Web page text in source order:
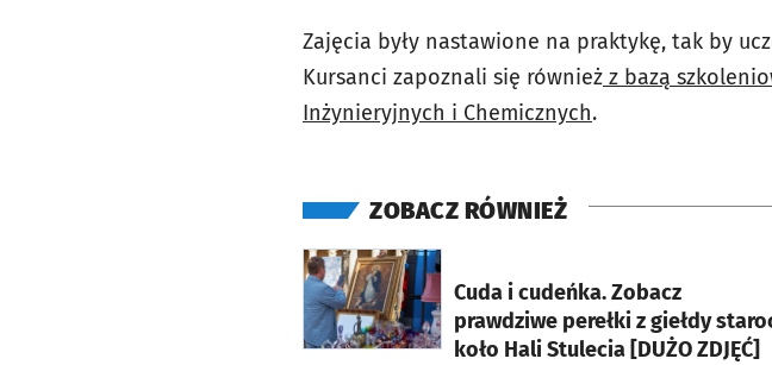
Zajęcia były nastawione na praktykę, tak by
Kursanci zapoznali się również z bazą
Inżynieryjnych i Chemicznych.
ZOBACZ RÓWNIEŻ
Cuda i cudeńka. Zobacz
prawdziwe perełki z giełdy
koło Hali Stulecia [DUŻO ZDJĘĆ]
otworzy się w nowej karcie